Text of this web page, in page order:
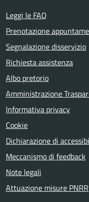
Leggi le FAQ
Prenotazione
Segnalazione disservizio
Richiesta assistenza
Albo pretorio
Amministrazione
Informativa privacy
Cookie
Dichiarazione di
Meccanismo di feedback
Note legali
Attuazione misure PNRR